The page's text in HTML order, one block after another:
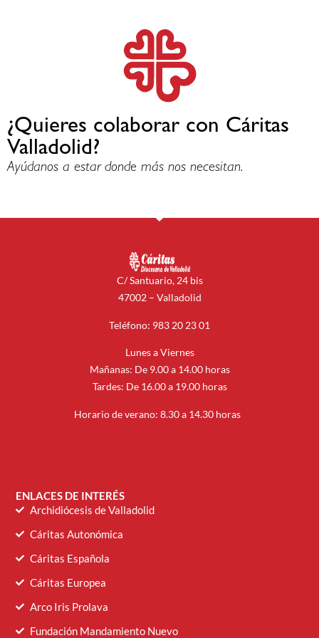
¿Quieres colaborar con Cáritas
Valladolid?
Ayúdanos a estar donde más nos necesitan.
C/ Santuario, 24 bis
47002 – Valladolid
Teléfono: 983 20 23 01
Lunes a Viernes
Mañanas: De 9.00 a 14.00 horas
Tardes: De 16.00 a 19.00 horas
Horario de verano: 8.30 a 14.30 horas
ENLACES DE INTERÉS
Archidiócesis de Valladolid
Cáritas Autonómica
Cáritas Española
Cáritas Europea
Arco Iris Prolava
Fundación Mandamiento Nuevo